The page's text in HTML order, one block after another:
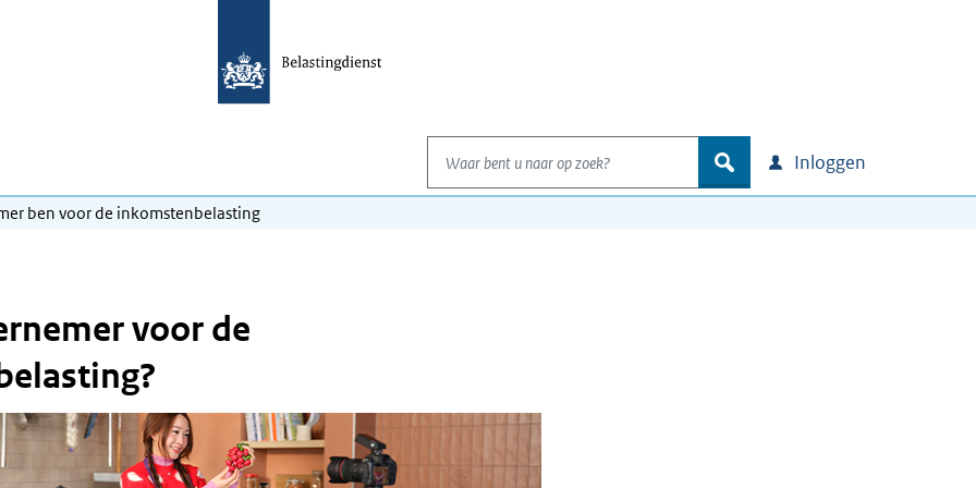
Waar bent u naar op zoek?
zoek Inloggen
ben voor de inkomstenbelasting
voor de